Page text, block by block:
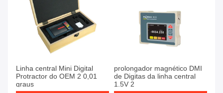
Linha central Mini Digital
Protractor do OEM 2 0,01
graus
prolongador magnético DMI
de Digitas da linha central
1.5V 2